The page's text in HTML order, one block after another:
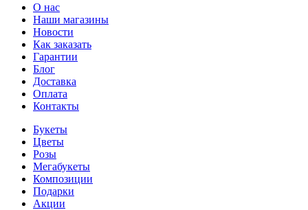
О нас
Наши магазины
Новости
Как заказать
Гарантии
Блог
Доставка
Оплата
Контакты
Букеты
Цветы
Розы
Мегабукеты
Композиции
Подарки
Акции